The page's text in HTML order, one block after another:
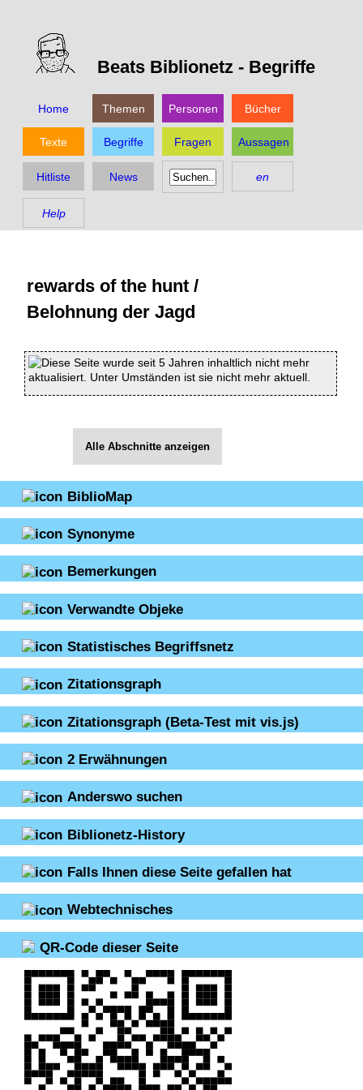
Beats Biblionetz - Begriffe
Home Themen Personen Bücher
Texte Begriffe Fragen Aussagen
Hitliste News en
Help
rewards of the hunt /
Belohnung der Jagd
Diese Seite wurde seit 5 Jahren inhaltlich nicht mehr
aktualisiert. Unter Umständen ist sie nicht mehr aktuell.
Alle Abschnitte anzeigen
BiblioMap
Synonyme
Bemerkungen
Verwandte Objeke
Statistisches Begriffsnetz
Zitationsgraph
Zitationsgraph (Beta-Test mit vis.js)
2 Erwähnungen
Anderswo suchen
Biblionetz-History
Falls Ihnen diese Seite gefallen hat
Webtechnisches
QR-Code dieser Seite